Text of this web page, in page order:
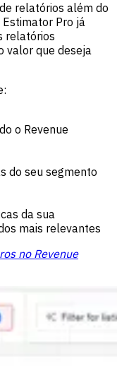
relatórios além do
Pro já
relatórios
valor que deseja
o Revenue
do seu segmento
da sua
mais relevantes
no Revenue